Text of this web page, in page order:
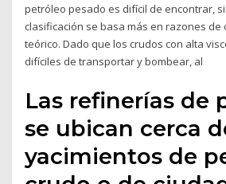
petróleo pesado es difícil de encontrar,
clasificación se basa más en razones de
teórico. Dado que los crudos con alta
difíciles de transportar y bombear, al
Las refinerías de
se ubican cerca
yacimientos de